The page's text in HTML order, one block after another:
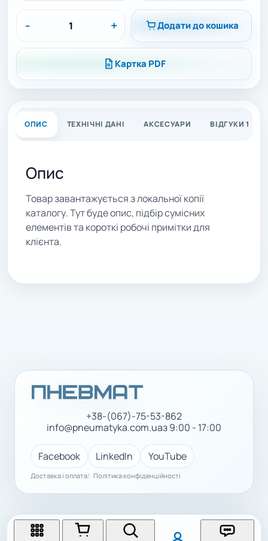
- + Додати до кошика
Картка PDF
ОПИС ТЕХНІЧНІ ДАНІ АКСЕСУАРИ ВІДГУКИ 1
Опис
Товар завантажується з локальної копії
каталогу. Тут буде опис, підбір сумісних
елементів та короткі робочі примітки для
клієнта.
+38-(067)-75-53-862
info@pneumatyka.com.uaз 9:00 - 17:00
Facebook LinkedIn YouTube
Доставка і оплата Політика конфіденційності